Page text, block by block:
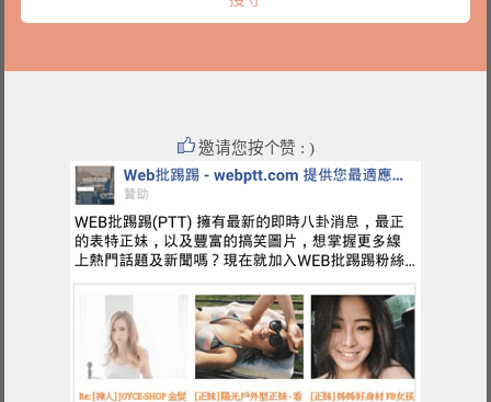
邀请您按个赞 : )